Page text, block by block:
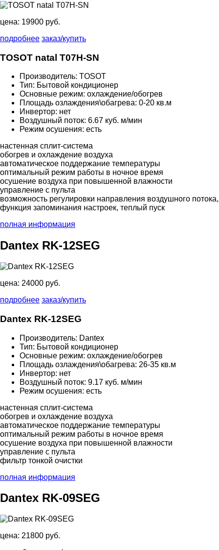
цена: 19900 руб.
подробнее заказ/купить
TOSOT natal T07H-SN
Производитель: TOSOT
Тип: Бытовой кондиционер
Основные режим: охлаждение/обогрев
Площадь озлаждения\обагрева: 0-20 кв.м
Инвертор: нет
Воздушный поток: 6.67 куб. м/мин
Режим осушения: есть
настенная сплит-система
обогрев и охлаждение воздуха
автоматическое поддержание температуры
оптимальный режим работы в ночное время
осушение воздуха при повышенной влажности
управление с пульта
возможность регулировки направления воздушного потока,
функция запоминания настроек, теплый пуск
полная информация
Dantex RK-12SEG
цена: 24000 руб.
подробнее заказ/купить
Dantex RK-12SEG
Производитель: Dantex
Тип: Бытовой кондиционер
Основные режим: охлаждение/обогрев
Площадь озлаждения\обагрева: 26-35 кв.м
Инвертор: нет
Воздушный поток: 9.17 куб. м/мин
Режим осушения: есть
настенная сплит-система
обогрев и охлаждение воздуха
автоматическое поддержание температуры
оптимальный режим работы в ночное время
осушение воздуха при повышенной влажности
управление с пульта
фильтр тонкой очистки
полная информация
Dantex RK-09SEG
цена: 21800 руб.